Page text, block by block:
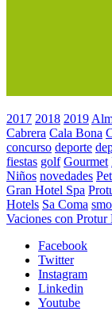
2017 2018 2019
Cabrera Cala Bona
concurso deporte
fiestas golf Gourmet
Niños novedades
Gran Hotel Spa
Hotels Sa Coma
Vaciones con
Facebook
Twitter
Instagram
Linkedin
Youtube